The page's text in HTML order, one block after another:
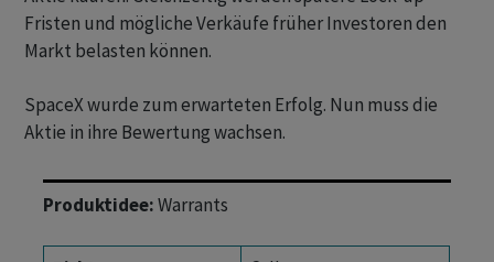
Fristen und mögliche Verkäufe früher Investoren den
Markt belasten können.
SpaceX wurde zum erwarteten Erfolg. Nun muss die
Aktie in ihre Bewertung wachsen.
Produktidee:Warrants